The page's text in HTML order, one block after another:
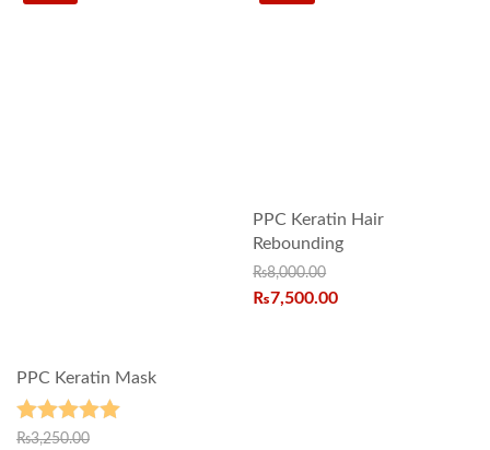
PPC Keratin Mask
Rated5.00
₨3,250.00
PPC Keratin Hair
Rebounding
₨8,000.00
₨7,500.00